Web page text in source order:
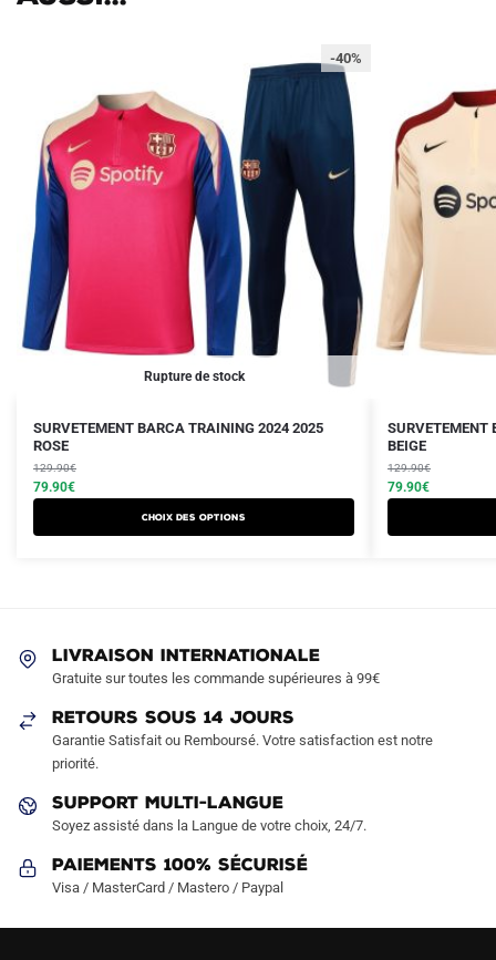
Rupture de stock
-40%
SURVETEMENT BARCA TRAINING 2024 2025
ROSE
129.90€
Le
prix
initial
était :
79.90€
Le
prix
actuel
est :
Choix des options
Ce
produit
a
plusieurs
variations.
choisies
la
page
produit
SURVETEMENT
BEIGE
129.90€
Le
prix
initial
était :
79.90€
Le
prix
actuel
est :
Ce
produit
a
plusieurs
variations.
page
LIVRAISON INTERNATIONALE
Gratuite sur toutes les commande supérieures à 99€
RETOURS SOUS 14 JOURS
Garantie Satisfait ou Remboursé. Votre satisfaction est notre
priorité.
SUPPORT MULTI-LANGUE
Soyez assisté dans la Langue de votre choix, 24/7.
Paiements 100% Sécurisé
Visa / MasterCard / Mastero / Paypal